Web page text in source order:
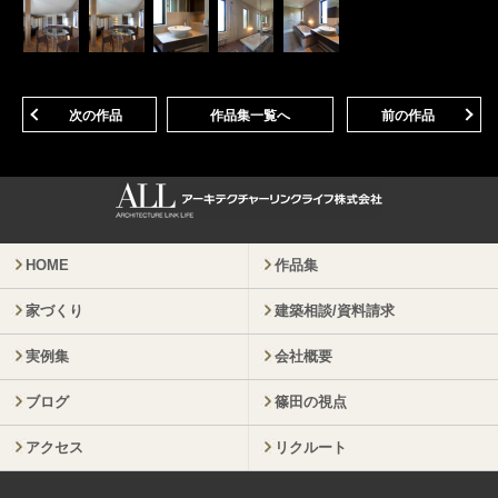
次の作品 作品集一覧へ 前の作品
HOME 作品集
家づくり 建築相談/資料請求
実例集 会社概要
ブログ 篠田の視点
アクセス リクルート